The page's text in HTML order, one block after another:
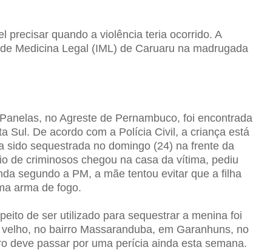
precisar quando a violência teria ocorrido. A
Medicina Legal (IML) de Caruaru na madrugada
no Agreste de Pernambuco, foi encontrada
Sul. De acordo com a Polícia Civil, a criança está
sido sequestrada no domingo (24) na frente da
de criminosos chegou na casa da vítima, pediu
segundo a PM, a mãe tentou evitar que a filha
arma de fogo.
de ser utilizado para sequestrar a menina foi
no bairro Massaranduba, em Garanhuns, no
deve passar por uma perícia ainda esta semana.